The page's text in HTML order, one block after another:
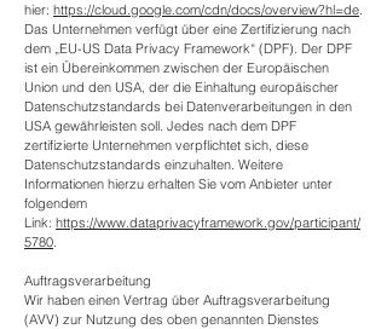
hier: https://cloud.google.com/cdn/docs/overview?hl=de.
Das Unternehmen verfügt über eine Zertifizierung nach
dem „EU-US Data Privacy Framework“ (DPF). Der DPF
ist ein Übereinkommen zwischen der Europäischen
Union und den USA, der die Einhaltung europäischer
Datenschutzstandards bei Datenverarbeitungen in den
USA gewährleisten soll. Jedes nach dem DPF
zertifizierte Unternehmen verpflichtet sich, diese
Datenschutzstandards einzuhalten. Weitere
Informationen hierzu erhalten Sie vom Anbieter unter
folgendem
Link: https://www.dataprivacyframework.gov/participant/
5780.
Auftragsverarbeitung
Wir haben einen Vertrag über Auftragsverarbeitung
(AVV) zur Nutzung des oben genannten Dienstes